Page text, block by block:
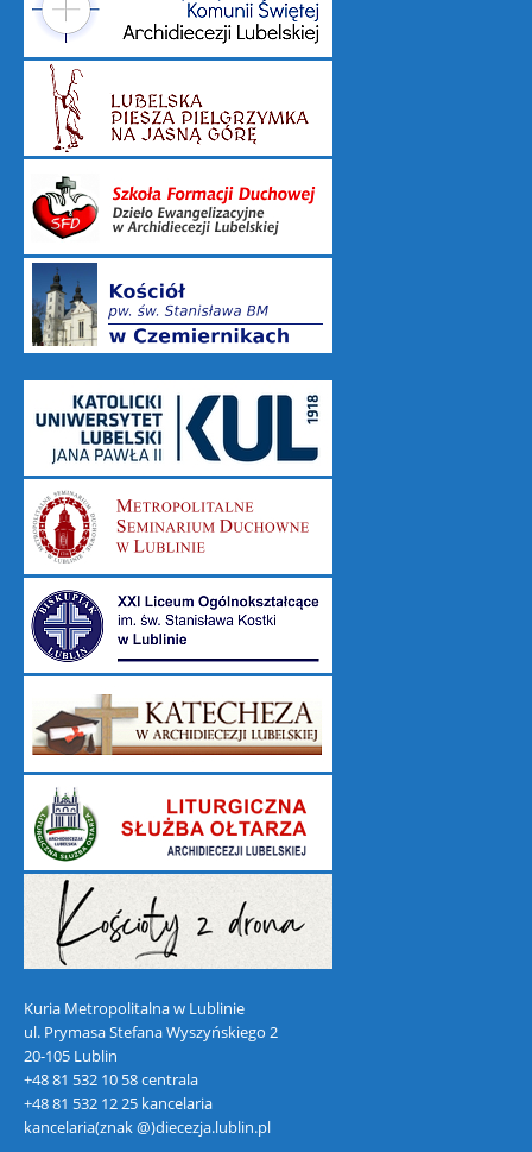
Kuria Metropolitalna w Lublinie
ul. Prymasa Stefana Wyszyńskiego 2
20-105 Lublin
+48 81 532 10 58 centrala
+48 81 532 12 25 kancelaria
kancelaria(znak @)diecezja.lublin.pl